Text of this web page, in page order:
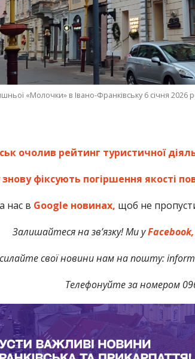
«Молочки» в Івано-Франківську 6 січня 2026
очолив рейтинг туристичної
фіксують погіршення якості
нас в Google новинах, щоб не
Залишайтеся на зв’язку! Ми уFacebook,
свої новини нам на пошту:
Телефонуйте за номером